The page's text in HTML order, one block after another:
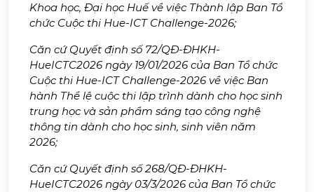
Khoa học, Đại học Huế về việc Thành lập Ban Tổ
chức Cuộc thi Hue-ICT Challenge-2026;
Căn cứ Quyết định số 72/QĐ-ĐHKH-
HueICTC2026 ngày 19/01/2026 của Ban Tổ chức
Cuộc thi Hue-ICT Challenge-2026 về việc Ban
hành Thể lệ cuộc thi lập trình dành cho học sinh
trung học và sản phẩm sáng tạo công nghệ
thông tin dành cho học sinh, sinh viên năm
2026;
Căn cứ Quyết định số 268/QĐ-ĐHKH-
HueICTC2026 ngày 03/3/2026 của Ban Tổ chức